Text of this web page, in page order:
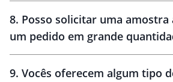
8. Posso solicitar uma amostra
um pedido em grande
9. Vocês oferecem algum tipo